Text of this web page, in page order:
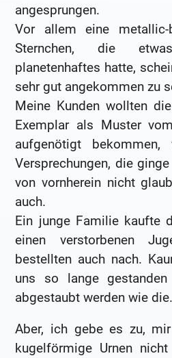
angesprungen.
Vor allem eine
Sternchen, die
planetenhaftes hatte,
sehr gut angekommen zu
Meine Kunden wollten
Exemplar als Muster
aufgenötigt
Versprechungen, die
von vornherein nicht
auch.
Ein junge Familie kaufte
einen verstorbenen
bestellten auch nach.
uns so lange
abgestaubt werden wie die.
Aber, ich gebe es zu,
kugelförmige Urnen